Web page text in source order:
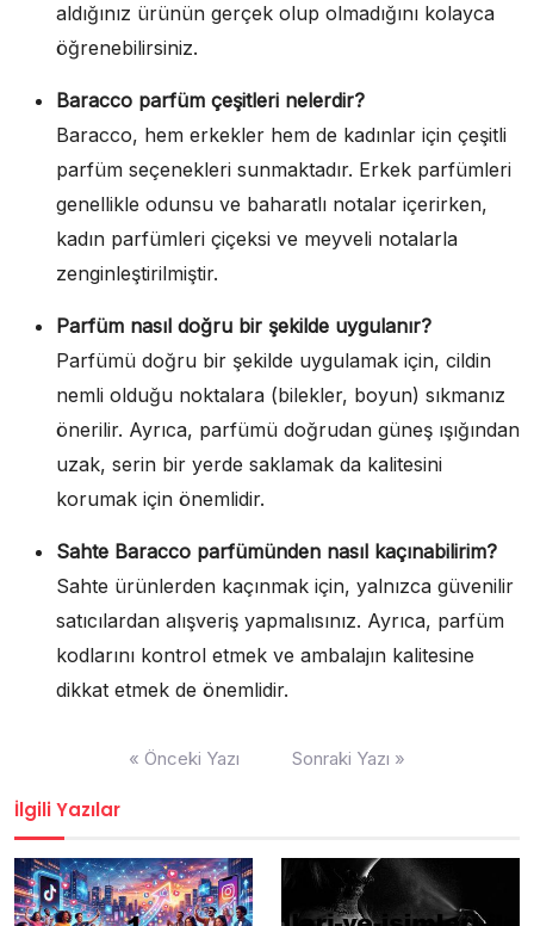
aldığınız ürünün gerçek olup olmadığını kolayca
öğrenebilirsiniz.
Baracco parfüm çeşitleri nelerdir?
Baracco, hem erkekler hem de kadınlar için çeşitli
parfüm seçenekleri sunmaktadır. Erkek parfümleri
genellikle odunsu ve baharatlı notalar içerirken,
kadın parfümleri çiçeksi ve meyveli notalarla
zenginleştirilmiştir.
Parfüm nasıl doğru bir şekilde uygulanır?
Parfümü doğru bir şekilde uygulamak için, cildin
nemli olduğu noktalara (bilekler, boyun) sıkmanız
önerilir. Ayrıca, parfümü doğrudan güneş ışığından
uzak, serin bir yerde saklamak da kalitesini
korumak için önemlidir.
Sahte Baracco parfümünden nasıl kaçınabilirim?
Sahte ürünlerden kaçınmak için, yalnızca güvenilir
satıcılardan alışveriş yapmalısınız. Ayrıca, parfüm
kodlarını kontrol etmek ve ambalajın kalitesine
dikkat etmek de önemlidir.
« Önceki Yazı Sonraki Yazı »
İlgili Yazılar